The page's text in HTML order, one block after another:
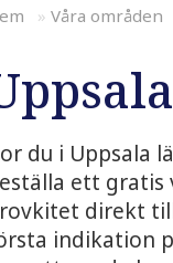
» Våra områden
du i Uppsala
ett gratis
direkt
indikation